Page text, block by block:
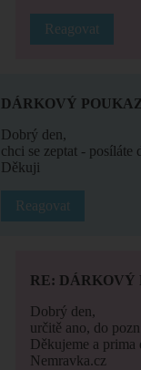
Reagovat
DÁRKOVÝ
Dobrý den,
chci se zeptat -
Děkuji
Reagovat
RE: DÁRKOVÝ
Dobrý den,
určitě ano, do
Děkujeme a prima
Nemravka.cz